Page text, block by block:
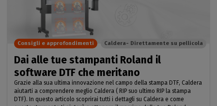
Dai alle tue stampanti Roland il
software DTF che meritano
Grazie alla sua ultima innovazione nel campo della stampa DTF, Caldera
aiutarti a comprendere meglio Caldera ( RIP suo ultimo RIP la stampa
DTF). In questo articolo scoprirai tutti i dettagli su Caldera e come
Consigli e approfondimenti Caldera- Direttamente su pellicola